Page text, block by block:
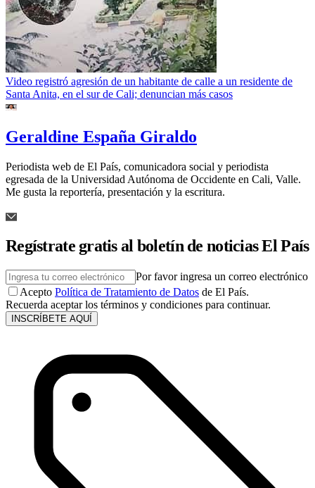
Video registró agresión de un habitante de calle a un residente de
Santa Anita, en el sur de Cali; denuncian más casos
Geraldine España Giraldo
Periodista web de El País, comunicadora social y periodista
egresada de la Universidad Autónoma de Occidente en Cali, Valle.
Me gusta la reportería, presentación y la escritura.
Regístrate gratis al boletín de noticias El País
Por favor ingresa un correo electrónico
Acepto Política de Tratamiento de Datos de El País.
Recuerda aceptar los términos y condiciones para continuar.
INSCRÍBETE AQUÍ